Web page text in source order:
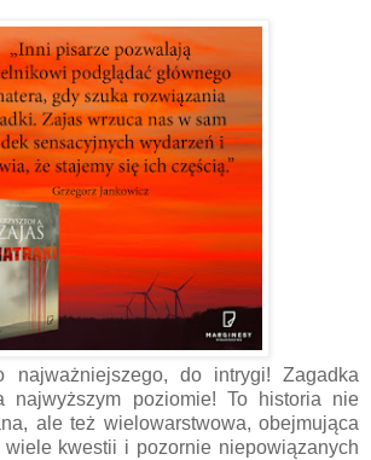
najważniejszego, do intrygi! Zagadka
najwyższym poziomie! To historia nie
ale też wielowarstwowa, obejmująca
wiele kwestii i pozornie niepowiązanych